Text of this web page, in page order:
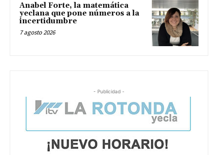
Anabel Forte, la matemática
yeclana que pone números a la
incertidumbre
7 agosto 2026
- Publicidad -